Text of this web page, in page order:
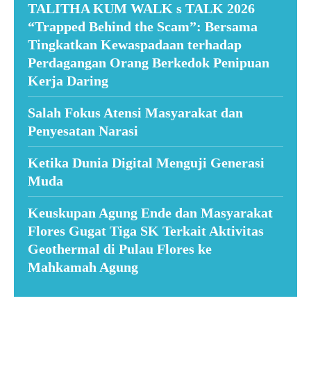
TALITHA KUM WALK s TALK 2026
“Trapped Behind the Scam”: Bersama
Tingkatkan Kewaspadaan terhadap
Perdagangan Orang Berkedok Penipuan
Kerja Daring
Salah Fokus Atensi Masyarakat dan
Penyesatan Narasi
Ketika Dunia Digital Menguji Generasi
Muda
Keuskupan Agung Ende dan Masyarakat
Flores Gugat Tiga SK Terkait Aktivitas
Geothermal di Pulau Flores ke
Mahkamah Agung